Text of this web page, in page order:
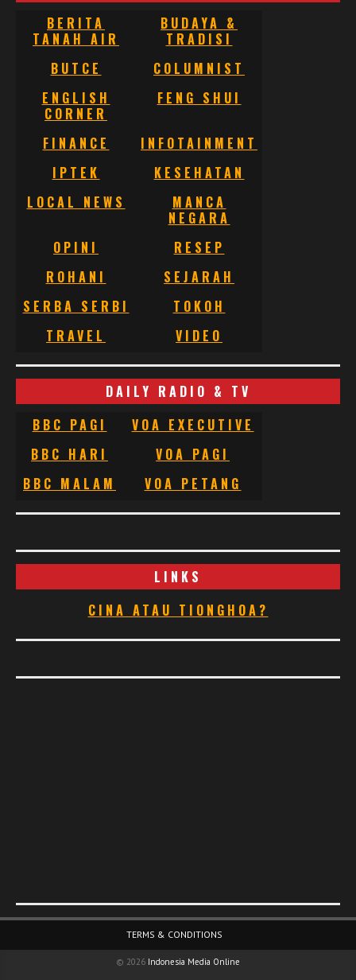
BERITA
TANAH AIR
BUDAYA &
TRADISI
BUTCE
COLUMNIST
ENGLISH
CORNER
FENG SHUI
FINANCE
INFOTAINMENT
IPTEK
KESEHATAN
LOCAL NEWS
MANCA
NEGARA
OPINI
RESEP
ROHANI
SEJARAH
SERBA SERBI
TOKOH
TRAVEL
VIDEO
DAILY RADIO & TV
BBC PAGI
VOA EXECUTIVE
BBC HARI
VOA PAGI
BBC MALAM
VOA PETANG
LINKS
CINA ATAU TIONGHOA?
TERMS & CONDITIONS
© 2026 Indonesia Media Online